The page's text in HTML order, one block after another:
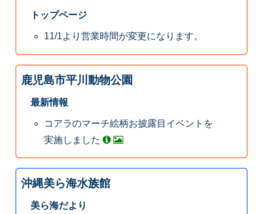
トップページ
11/1より営業時間が変更になります。
鹿児島市平川動物公園
最新情報
コアラのマーチ絵柄お披露目イベントを
実施しました
沖縄美ら海水族館
美ら海だより